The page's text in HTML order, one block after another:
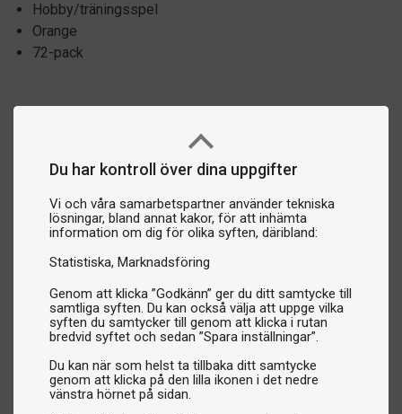
Du har kontroll över dina uppgifter
Vi och våra samarbetspartner använder tekniska
lösningar, bland annat kakor, för att inhämta
information om dig för olika syften, däribland:
Statistiska Marknadsföring
Genom att klicka ”Godkänn” ger du ditt samtycke till
samtliga syften. Du kan också välja att uppge vilka
syften du samtycker till genom att klicka i rutan
bredvid syftet och sedan ”Spara inställningar”.
Du kan när som helst ta tillbaka ditt samtycke
genom att klicka på den lilla ikonen i det nedre
vänstra hörnet på sidan.
Hobby/träningsspel
Orange
72-pack